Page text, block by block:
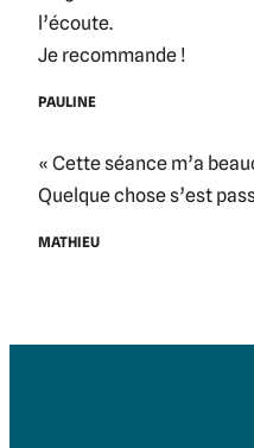
l’écoute.
Je recommande !
PAULINE
« Cette séance m’a
Quelque chose s’est
MATHIEU